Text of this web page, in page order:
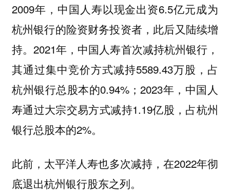
2009年，中国人寿以现金出资6.5亿元成为
杭州银行的险资财务投资者，此后又陆续增
持。2021年，中国人寿首次减持杭州银行，
其通过集中竞价方式减持5589.43万股，占
杭州银行总股本的0.94%；2023年，中国人
寿通过大宗交易方式减持1.19亿股，占杭州
银行总股本的2%。
此前，太平洋人寿也多次减持，在2022年彻
底退出杭州银行股东之列。